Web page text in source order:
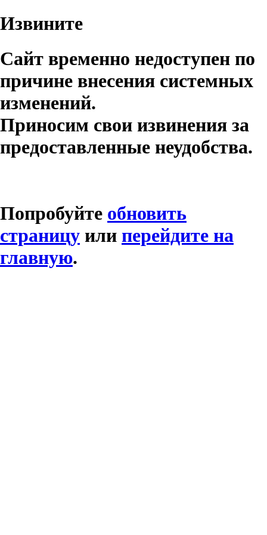
Извините
Сайт временно недоступен по
причине внесения системных
изменений.
Приносим свои извинения за
предоставленные неудобства.
Попробуйте обновить
страницу или перейдите на
главную.